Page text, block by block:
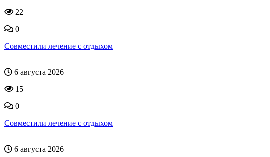
22
0
Совместили лечение с отдыхом
6 августа 2026
15
0
Совместили лечение с отдыхом
6 августа 2026